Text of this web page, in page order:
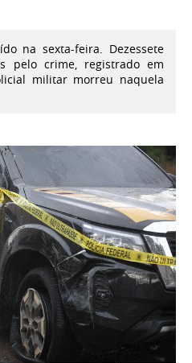
na sexta-feira. Dezessete
pelo crime, registrado em
militar morreu naquela